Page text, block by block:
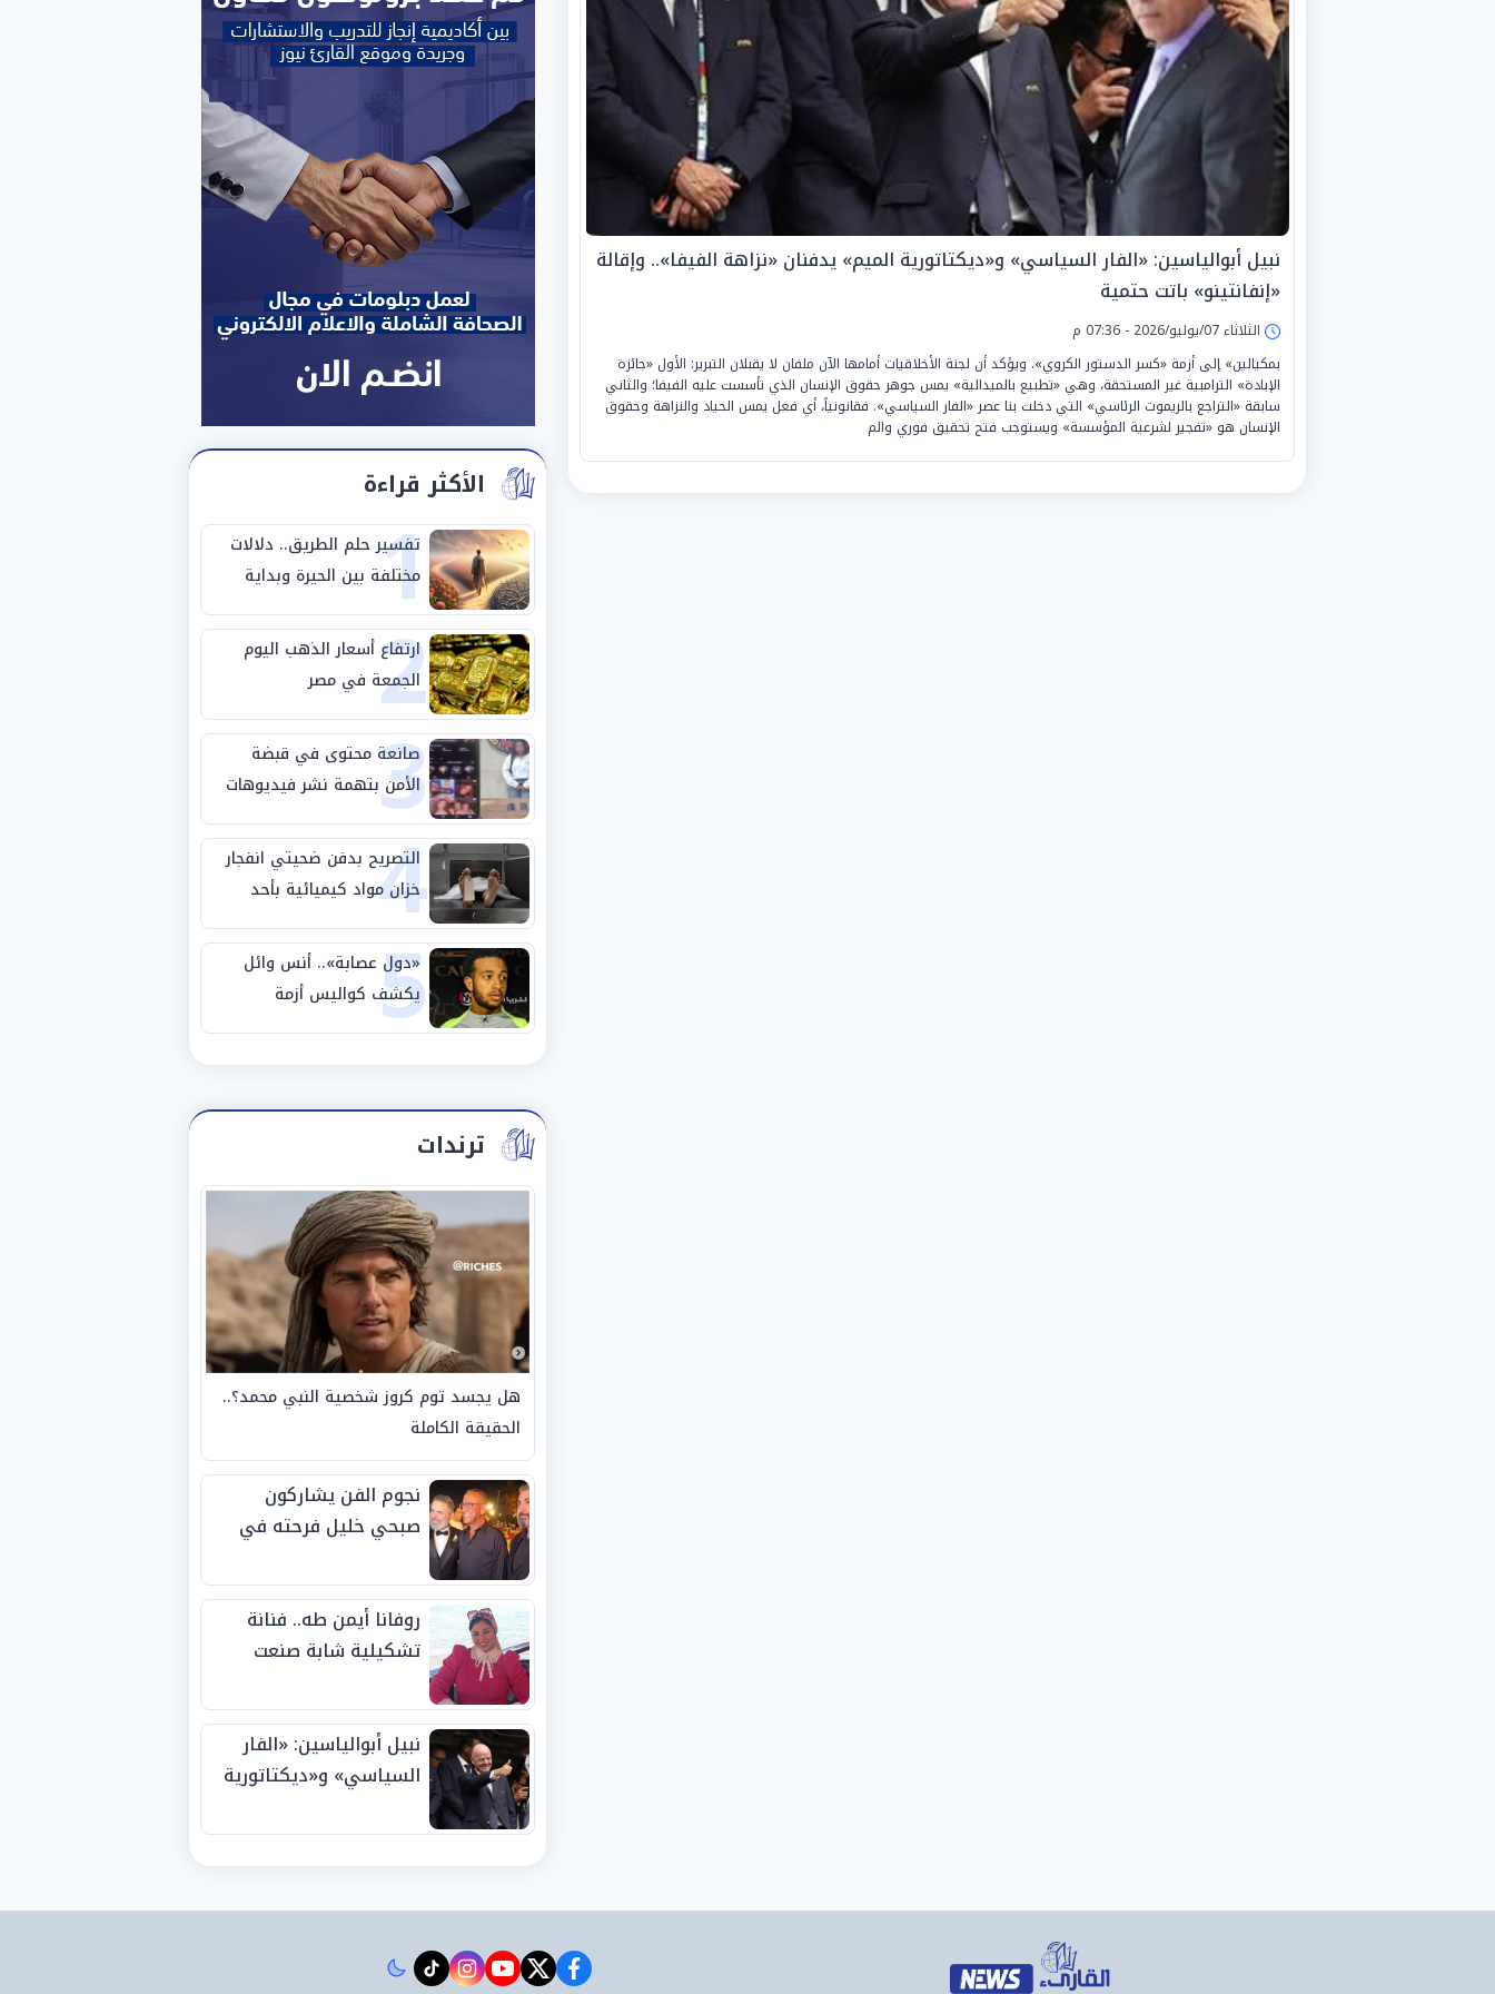
نبيل أبوالياسين: «الفار السياسي» و«ديكتاتورية الميم» يدفنان «نزاهة الفيفا».. وإقالة
«إنفانتينو» باتت حتمية
الثلاثاء 07/يوليو/2026 - 07:36 م
بمكيالين» إلى أزمة «كسر الدستور الكروي». ويؤكد أن لجنة الأخلاقيات أمامها الآن ملفان لا يقبلان التبرير: الأول «جائزة
الإبادة» الترامبية غير المستحقة، وهي «تطبيع بالميدالية» يمس جوهر حقوق الإنسان الذي تأسست عليه الفيفا؛ والثاني
سابقة «التراجع بالريموت الرئاسي» التي دخلت بنا عصر «الفار السياسي». فقانونياً، أي فعل يمس الحياد والنزاهة وحقوق
الإنسان هو «تفجير لشرعية المؤسسة» ويستوجب فتح تحقيق فوري والم
الأكثر قراءة
1
تفسير حلم الطريق.. دلالات
مختلفة بين الحيرة وبداية
مرحلة جديدة
2
ارتفاع أسعار الذهب اليوم
الجمعة في مصر
3
صانعة محتوى في قبضة
الأمن بتهمة نشر فيديوهات
خادشة للحياء
4
التصريح بدفن ضحيتي انفجار
خزان مواد كيميائية بأحد
مصانع الفيوم
5
«دول عصابة».. أنس وائل
يكشف كواليس أزمة
استبعاده المفاجئ من
ترندات
هل يجسد توم كروز شخصية النبي محمد؟..
الحقيقة الكاملة
نجوم الفن يشاركون
صبحي خليل فرحته في
روفانا أيمن طه.. فنانة
تشكيلية شابة صنعت
الجوائز منذ الصغر
نبيل أبوالياسين: «الفار
السياسي» و«ديكتاتورية
الفيفا».. وإقالة
facebook
twitter
youtube
instagram
tiktok